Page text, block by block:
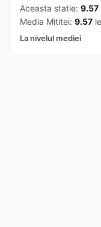
Aceasta statie: 9.57
Media Mititei: 9.57
La nivelul mediei